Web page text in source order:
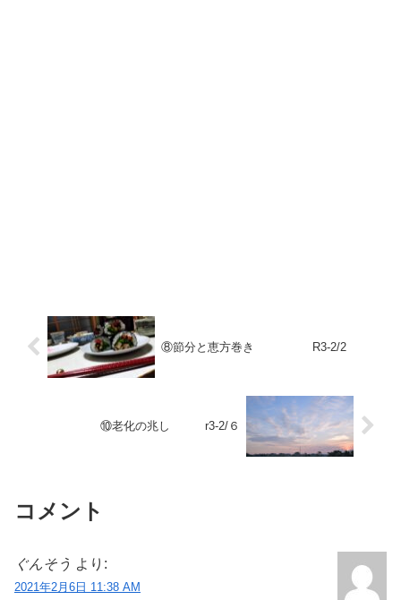
⑧節分と恵方巻き R3-2/2
⑩老化の兆し r3-2/６
コメント
ぐんそう より:
2021年2月6日 11:38 AM